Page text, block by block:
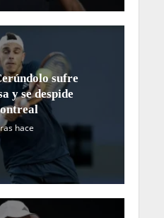
sufre
y se despide
hace